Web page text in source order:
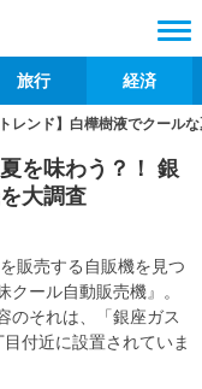
旅行 経済
トレンド】白樺樹液でクール
を味わう？！ 銀
大調査
販売する自販機を見つ
ール自動販売機』。
のそれは、「銀座ガス
付近に設置されていま